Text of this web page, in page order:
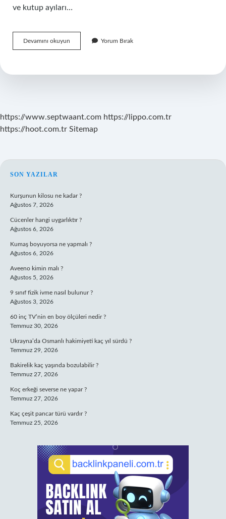
ve kutup ayıları…
Devamını okuyun
Hangi
Yorum Bırak
https://www.septwaant.com https://lippo.com.tr
https://hoot.com.tr Sitemap
SIDEBAR
SON YAZILAR
Kurşunun kilosu ne kadar ?
Ağustos 7, 2026
Cücenler hangi uygarlıktır ?
Ağustos 6, 2026
Kumaş boyuyorsa ne yapmalı ?
Ağustos 6, 2026
Aveeno kimin malı ?
Ağustos 5, 2026
9 sınıf fizik ivme nasıl bulunur ?
Ağustos 3, 2026
60 inç TV’nin en boy ölçüleri nedir ?
Temmuz 30, 2026
Ukrayna’da Osmanlı hakimiyeti kaç yıl sürdü ?
Temmuz 29, 2026
Bakirelik kaç yaşında bozulabilir ?
Temmuz 27, 2026
Koç erkeği severse ne yapar ?
Temmuz 27, 2026
Kaç çeşit pancar türü vardır ?
Temmuz 25, 2026